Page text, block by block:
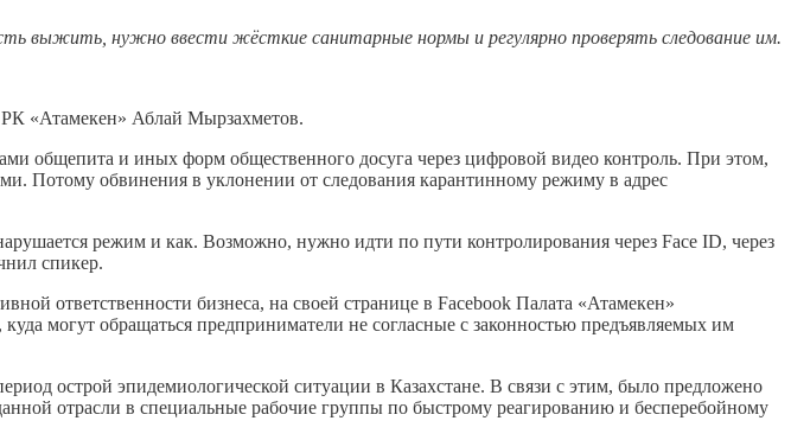
выжить, нужно ввести жёсткие санитарные нормы и регулярно проверять следование им.
«Атамекен» Аблай Мырзахметов.
общепита и иных форм общественного досуга через цифровой видео контроль. При этом,
Потому обвинения в уклонении от следования карантинному режиму в адрес
режим и как. Возможно, нужно идти по пути контролирования через Face ID, через
спикер.
ответственности бизнеса, на своей странице в Facebook Палата «Атамекен»
могут обращаться предприниматели не согласные с законностью предъявляемых им
острой эпидемиологической ситуации в Казахстане. В связи с этим, было предложено
отрасли в специальные рабочие группы по быстрому реагированию и бесперебойному